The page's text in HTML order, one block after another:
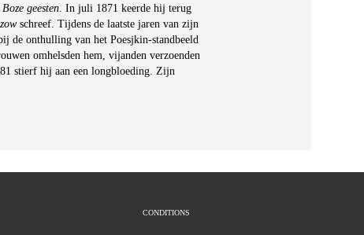
Boze geesten. In juli 1871 keerde hij terug
schreef. Tijdens de laatste jaren van zijn
de onthulling van het Poesjkin-standbeeld
omhelsden hem, vijanden verzoenden
stierf hij aan een longbloeding. Zijn
CONDITIONS